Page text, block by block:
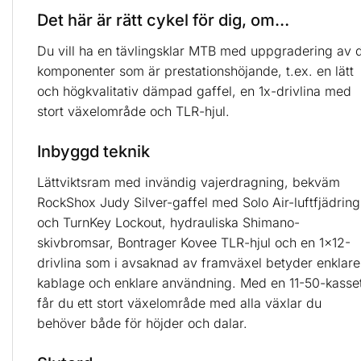
Det här är rätt cykel för dig, om…
Du vill ha en tävlingsklar MTB med uppgradering av
komponenter som är prestationshöjande, t.ex. en lätt
och högkvalitativ dämpad gaffel, en 1x-drivlina med
stort växelområde och TLR-hjul.
Inbyggd teknik
Lättviktsram med invändig vajerdragning, bekväm
RockShox Judy Silver-gaffel med Solo Air-luftfjädring
och TurnKey Lockout, hydrauliska Shimano-
skivbromsar, Bontrager Kovee TLR-hjul och en 1×12-
drivlina som i avsaknad av framväxel betyder enklare
kablage och enklare användning. Med en 11-50-
får du ett stort växelområde med alla växlar du
behöver både för höjder och dalar.